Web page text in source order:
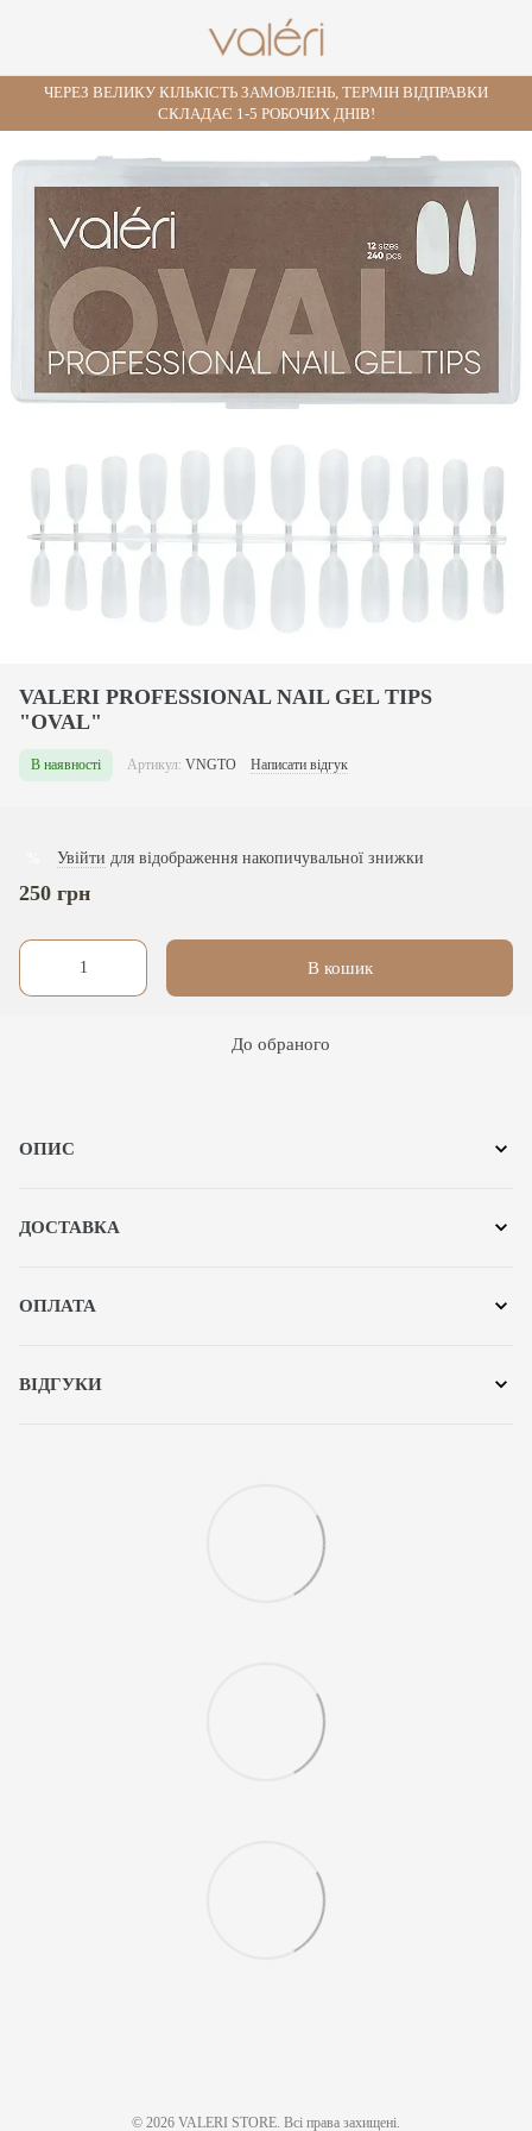
ЧЕРЕЗ ВЕЛИКУ КІЛЬКІСТЬ ЗАМОВЛЕНЬ, ТЕРМІН ВІДПРАВКИ
СКЛАДАЄ 1-5 РОБОЧИХ ДНІВ!
VALERI PROFESSIONAL NAIL GEL TIPS
"OVAL"
В наявності Артикул: VNGTO Написати відгук
250 грн
В кошик
Увійти для відображення накопичувальної знижки
До обраного
ОПИС
ДОСТАВКА
ОПЛАТА
ВІДГУКИ
© 2026 VALERI STORE. Всі права захищені.